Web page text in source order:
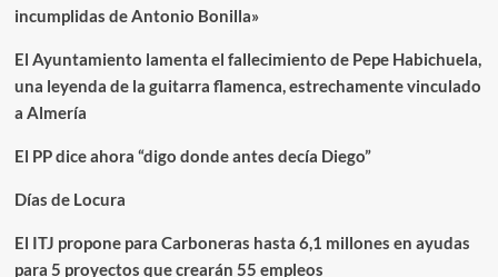
incumplidas de Antonio Bonilla»
El Ayuntamiento lamenta el fallecimiento de Pepe Habichuela,
una leyenda de la guitarra flamenca, estrechamente vinculado
a Almería
El PP dice ahora “digo donde antes decía Diego”
Días de Locura
El ITJ propone para Carboneras hasta 6,1 millones en ayudas
para 5 proyectos que crearán 55 empleos